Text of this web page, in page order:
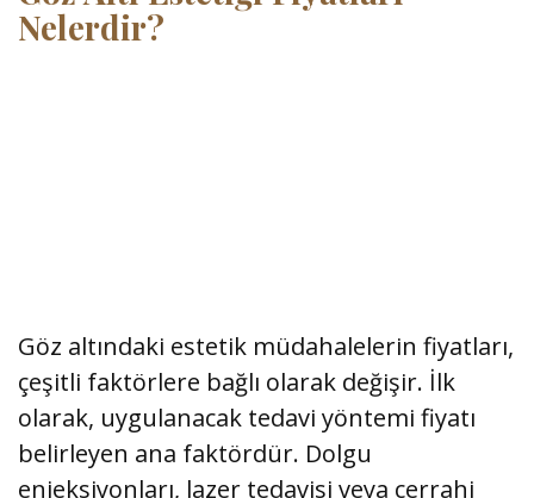
Nelerdir?
Göz altındaki estetik müdahalelerin fiyatları,
çeşitli faktörlere bağlı olarak değişir. İlk
olarak, uygulanacak tedavi yöntemi fiyatı
belirleyen ana faktördür. Dolgu
enjeksiyonları, lazer tedavisi veya cerrahi